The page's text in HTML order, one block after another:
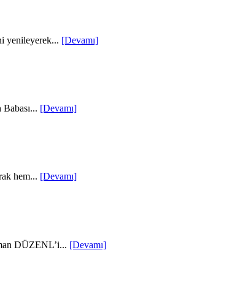
yenileyerek... [Devamı]
[Devamı]
hem... [Devamı]
DÜZENL’i... [Devamı]